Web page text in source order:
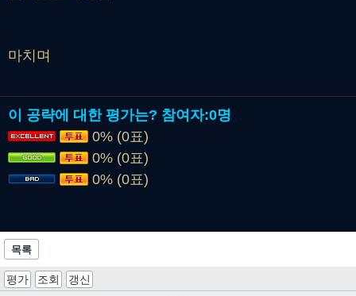
마치며
이 공략에 대한 평가는? 참여자:0명
0% (0표)
0% (0표)
0% (0표)
목록
평가 조회 갱신